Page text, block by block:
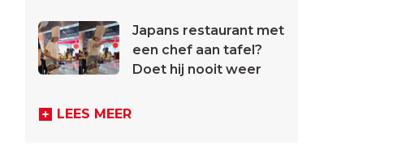
Japans restaurant met
een chef aan tafel?
Doet hij nooit weer
LEES MEER